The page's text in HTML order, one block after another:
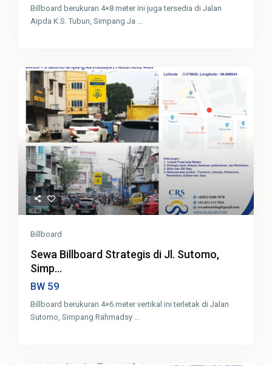
Billboard berukuran 4×8 meter ini juga tersedia di Jalan
Aipda K.S. Tubun, Simpang Ja ...
Billboard
Sewa Billboard Strategis di Jl. Sutomo,
Simp...
BW 59
Billboard berukuran 4×6 meter vertikal ini terletak di Jalan
Sutomo, Simpang Rahmadsy